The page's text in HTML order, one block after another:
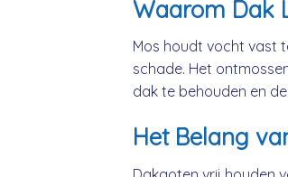
Waarom Dak
Mos houdt vocht vast
schade. Het
dak te behouden en
Het Belang